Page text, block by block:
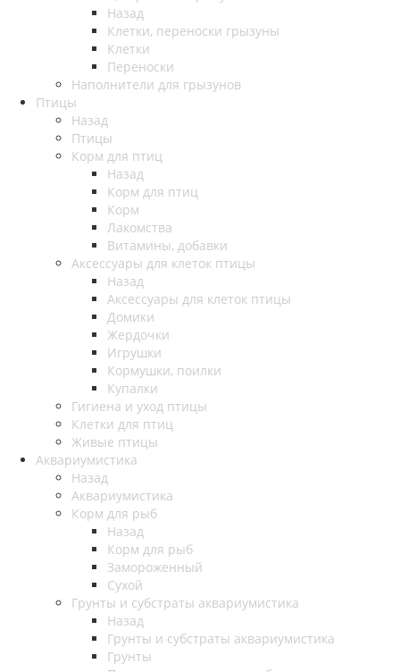
Назад
Клетки, переноски грызуны
Клетки
Переноски
Наполнители для грызунов
Птицы
Назад
Птицы
Корм для птиц
Назад
Корм для птиц
Корм
Лакомства
Витамины, добавки
Аксессуары для клеток птицы
Назад
Аксессуары для клеток птицы
Домики
Жердочки
Игрушки
Кормушки, поилки
Купалки
Гигиена и уход птицы
Клетки для птиц
Живые птицы
Аквариумистика
Назад
Аквариумистика
Корм для рыб
Назад
Корм для рыб
Замороженный
Сухой
Грунты и субстраты аквариумистика
Назад
Грунты и субстраты аквариумистика
Грунты